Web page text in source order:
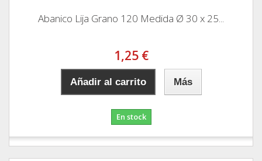
Abanico Lija Grano 120 Medida Ø 30 x 25...
1,25 €
Añadir al carrito Más
En stock